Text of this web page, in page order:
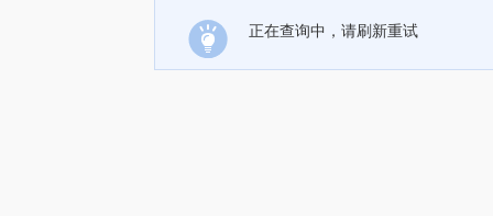
正在查询中，请刷新重试